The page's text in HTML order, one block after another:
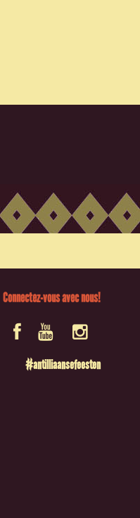
Connectez-vous avec nous!
#antilliaansefeesten